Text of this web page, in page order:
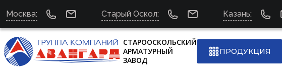
Москва: Старый Оскол: Казань:
СТАРООСКОЛЬСКИЙ
АРМАТУРНЫЙ
ЗАВОД
ПРОДУКЦИЯ